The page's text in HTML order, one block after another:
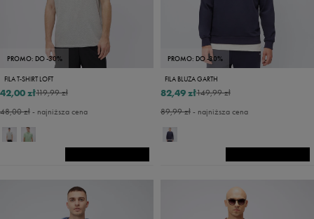
PROMO: DO -30%
FILA T-SHIRT LOFT
119,99 zł
42,00 zł
48,00 zł- najniższa cena
PROMO: DO -30%
FILA BLUZA GARTH
149,99 zł
82,49 zł
89,99 zł- najniższa cena